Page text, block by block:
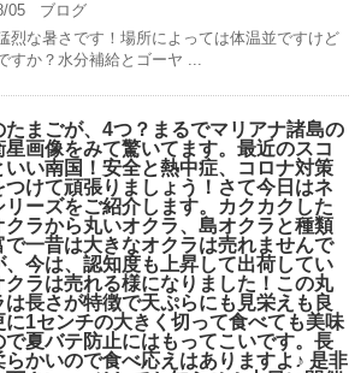
05
ブログ
烈な暑さです！場所によっては体温並ですけど
すか？水分補給とゴーヤ ...
たまごが、4つ？まるでマリアナ諸島の
星画像をみて驚いてます。最近のスコ
いい南国！安全と熱中症、コロナ対策
つけて頑張りましょう！さて今日はネ
リーズをご紹介します。カクカクした
クラから丸いオクラ、島オクラと種類
で一昔は大きなオクラは売れませんで
、今は、認知度も上昇して出荷してい
クラは売れる様になりました！この丸
は長さが特徴で天ぷらにも見栄えも良
に1センチの大きく切って食べても美味
で夏バテ防止にはもってこいです。長
らかいので食べ応えはありますよ♪ 是非